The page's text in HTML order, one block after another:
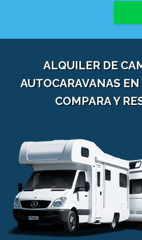
ALQUILER DE
AUTOCARAVANAS
COMPARA Y